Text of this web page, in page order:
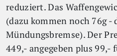
reduziert. Das
(dazu kommen noch 76g -
Mündungsbremse). Der
449,- angegeben plus 99,-